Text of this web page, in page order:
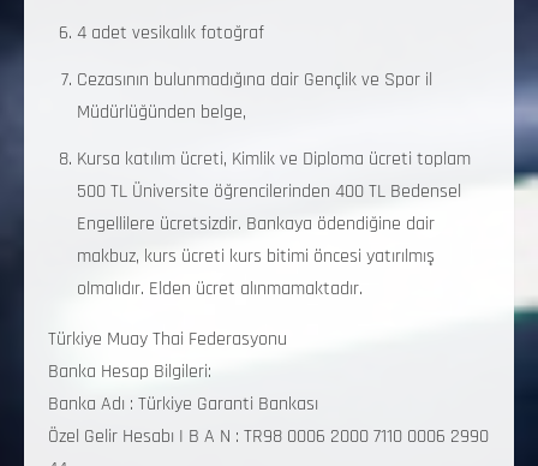
4 adet vesikalık fotoğraf
Cezasının bulunmadığına dair Gençlik ve Spor il
Müdürlüğünden belge,
Kursa katılım ücreti, Kimlik ve Diploma ücreti toplam
500 TL Üniversite öğrencilerinden 400 TL Bedensel
Engellilere ücretsizdir. Bankaya ödendiğine dair
makbuz, kurs ücreti kurs bitimi öncesi yatırılmış
olmalıdır. Elden ücret alınmamaktadır.
Türkiye Muay Thai Federasyonu
Banka Hesap Bilgileri:
Banka Adı : Türkiye Garanti Bankası
Özel Gelir Hesabı I B A N : TR98 0006 2000 7110 0006 2990